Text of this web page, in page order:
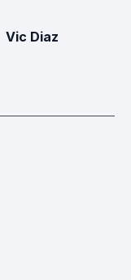
Vic Diaz